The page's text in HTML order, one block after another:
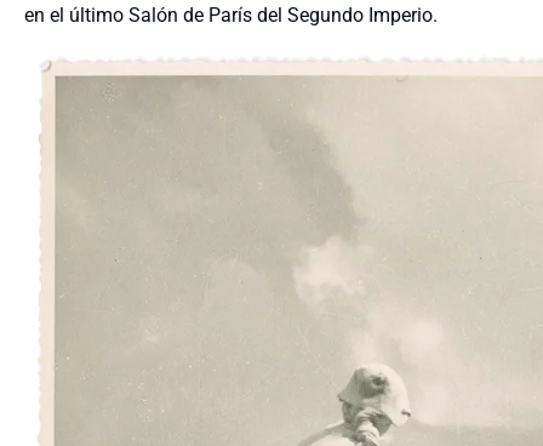
en el último Salón de París del Segundo Imperio.